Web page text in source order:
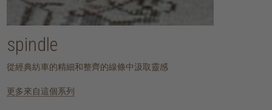
spindle
從經典紡車的精細和整齊的線條中汲取靈感
更多來自這個系列